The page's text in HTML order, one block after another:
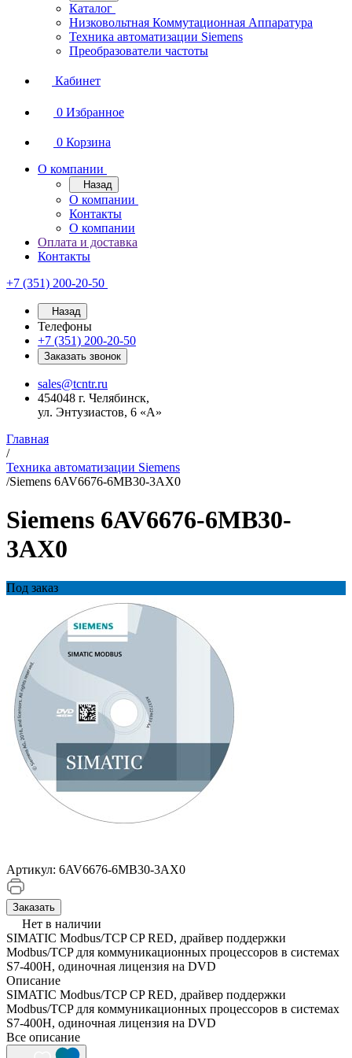
Каталог
Низковольтная Коммутационная Аппаратура
Техника автоматизации Siemens
Преобразователи частоты
Кабинет
0 Избранное
0 Корзина
О компании
Назад
О компании
Контакты
О компании
Оплата и доставка
Контакты
+7 (351) 200-20-50
Назад
Телефоны
+7 (351) 200-20-50
Заказать звонок
sales@tcntr.ru
454048 г. Челябинск,
ул. Энтузиастов, 6 «А»
Главная
/
Техника автоматизации Siemens
/Siemens 6AV6676-6MB30-3AX0
Siemens 6AV6676-6MB30-
3AX0
Под заказ
Артикул: 6AV6676-6MB30-3AX0
Заказать
Нет в наличии
SIMATIC Modbus/TCP CP RED, драйвер поддержки
Modbus/TCP для коммуникационных процессоров в системах
S7-400H, одиночная лицензия на DVD
Описание
SIMATIC Modbus/TCP CP RED, драйвер поддержки
Modbus/TCP для коммуникационных процессоров в системах
S7-400H, одиночная лицензия на DVD
Все описание